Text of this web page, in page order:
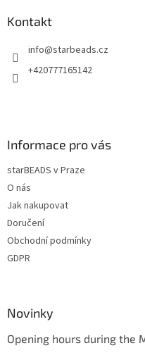
Kontakt
info@starbeads.cz
+420777165142
Informace pro vás
starBEADS v Praze
O nás
Jak nakupovat
Doručení
Obchodní podmínky
GDPR
Novinky
Opening hours during the